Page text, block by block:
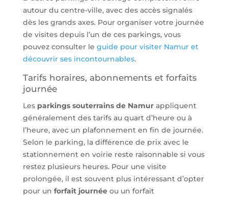
autour du centre-ville, avec des accès signalés
dès les grands axes. Pour organiser votre journée
de visites depuis l’un de ces parkings, vous
pouvez consulter le guide pour visiter Namur et
découvrir ses incontournables.
Tarifs horaires, abonnements et forfaits
journée
Les parkings souterrains de Namurappliquent
généralement des tarifs au quart d’heure ou à
l’heure, avec un plafonnement en fin de journée.
Selon le parking, la différence de prix avec le
stationnement en voirie reste raisonnable si vous
restez plusieurs heures. Pour une visite
prolongée, il est souvent plus intéressant d’opter
pour un forfait journéeou un forfait